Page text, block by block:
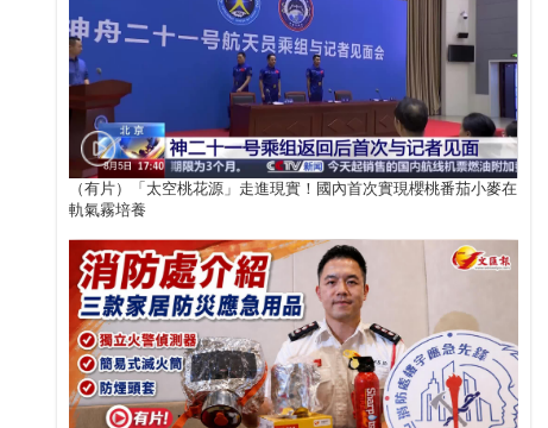
（有片）「太空桃花源」走進現實！國內首次實現櫻桃番茄小麥在
軌氣霧培養